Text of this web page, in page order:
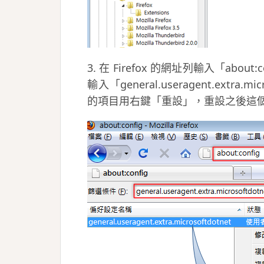
3. 在 Firefox 的網址列輸入「
輸入「
的項目用右鍵「重設」，重設之後這